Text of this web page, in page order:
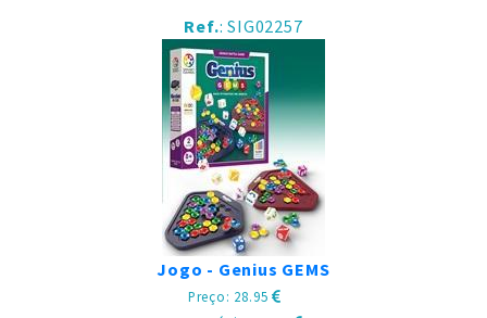
Ref.: SIG02257
Jogo - Genius GEMS
Preço: 28.95